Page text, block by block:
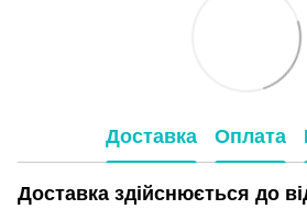
Доставка Оплата
Доставка здійснюється до